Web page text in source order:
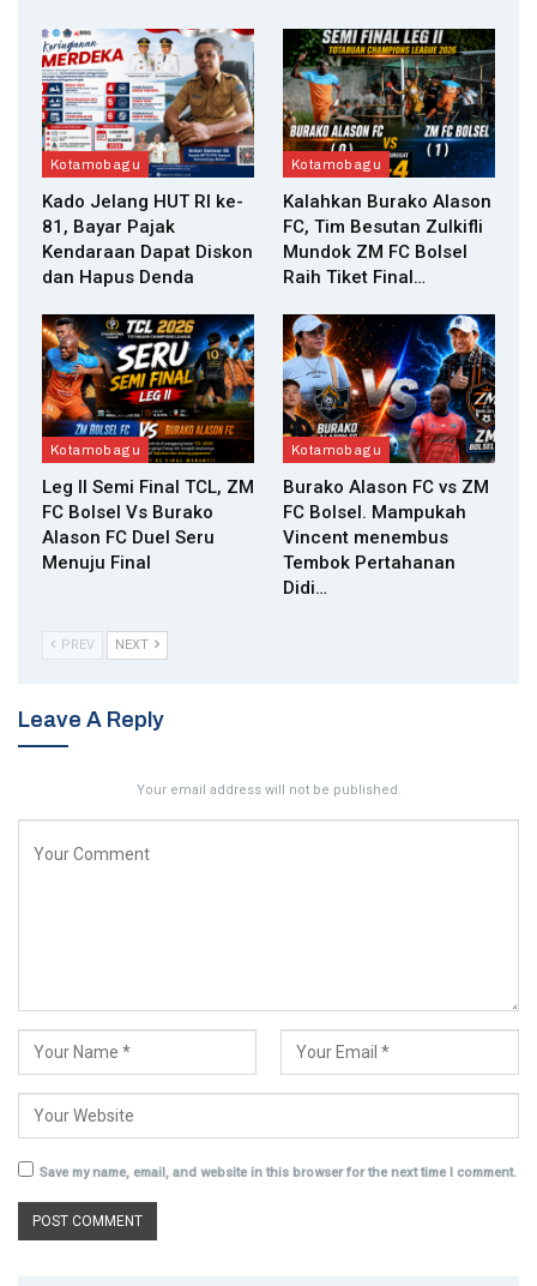
Kotamobagu
Kado Jelang HUT RI ke-
81, Bayar Pajak
Kendaraan Dapat Diskon
dan Hapus Denda
Kotamobagu
Kalahkan Burako Alason
FC, Tim Besutan Zulkifli
Mundok ZM FC Bolsel
Raih Tiket Final…
Kotamobagu
Leg II Semi Final TCL, ZM
FC Bolsel Vs Burako
Alason FC Duel Seru
Menuju Final
Kotamobagu
Burako Alason FC vs ZM
FC Bolsel. Mampukah
Vincent menembus
Tembok Pertahanan
Didi…
PREV NEXT
Leave A Reply
Your email address will not be published.
Save my name, email, and website in this browser for the next time I comment.